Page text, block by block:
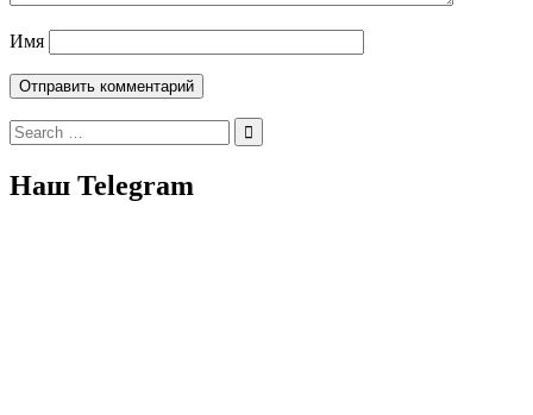
Имя
Search
for:
Наш Telegram